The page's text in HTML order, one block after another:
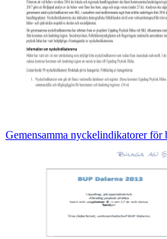
Gemensamma nyckelindikatorer för